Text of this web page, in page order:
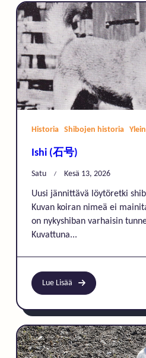
Historia Shibojen historia
Ishi (石号)
Satu Kesä 13, 2026
Uusi jännittävä löytöretki
Kuvan koiran nimeä ei
on nykyshiban varhaisin
Kuvattuna...
Lue Lisää